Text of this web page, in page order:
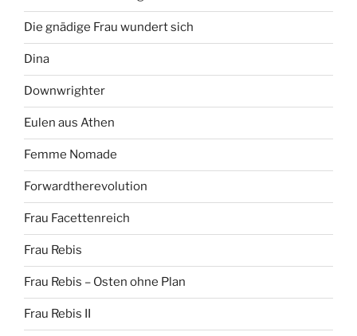
Die gnädige Frau wundert sich
Dina
Downwrighter
Eulen aus Athen
Femme Nomade
Forwardtherevolution
Frau Facettenreich
Frau Rebis
Frau Rebis – Osten ohne Plan
Frau Rebis II